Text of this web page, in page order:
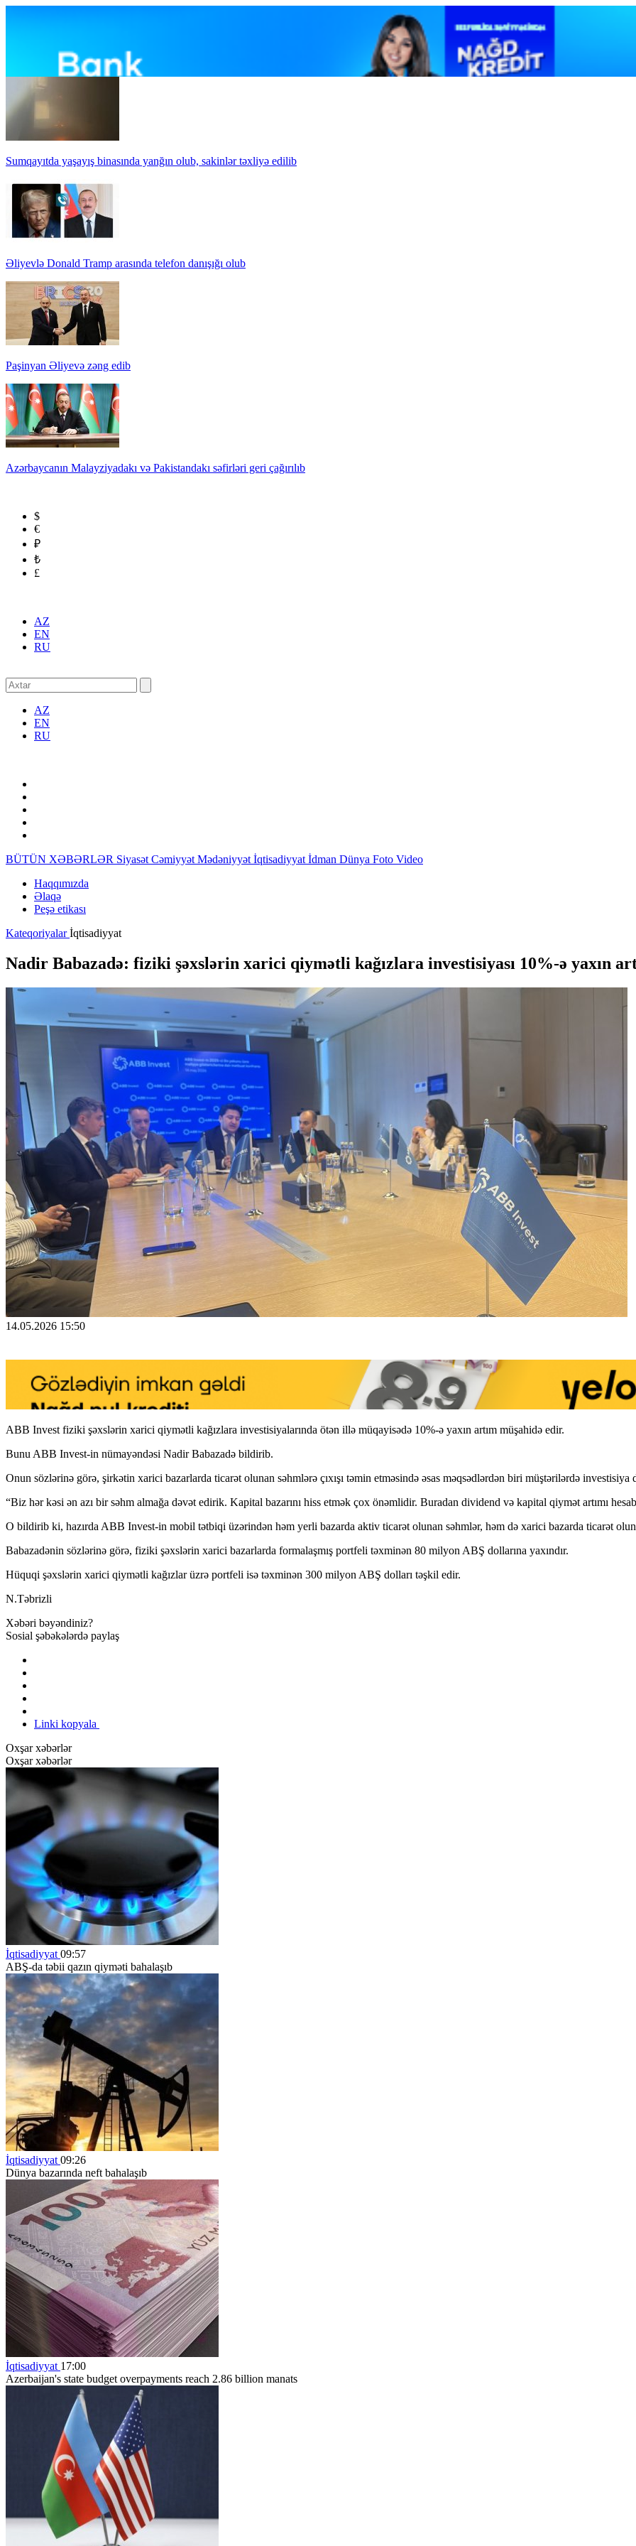
Sumqayıtda yaşayış binasında yanğın olub, sakinlər təxliyə edilib
Əliyevlə Donald Tramp arasında telefon danışığı olub
Paşinyan Əliyevə zəng edib
Azərbaycanın Malayziyadakı və Pakistandakı səfirləri geri çağırılıb
$
€
₽
₺
£
AZ
EN
RU
AZ
EN
RU
BÜTÜN XƏBƏRLƏR Siyasət Cəmiyyət Mədəniyyət İqtisadiyyat İdman Dünya Foto Video
Haqqımızda
Əlaqə
Peşə etikası
Kateqoriyalarİqtisadiyyat
Nadir Babazadə: fiziki şəxslərin xarici qiymətli kağızlara investisiyası 10%-ə yaxın
14.05.2026 15:50
ABB Invest fiziki şəxslərin xarici qiymətli kağızlara investisiyalarında ötən illə müqayisədə 10%-ə yaxın artım müşahidə edir.
Bunu ABB Invest-in nümayəndəsi Nadir Babazadə bildirib.
Onun sözlərinə görə, şirkətin xarici bazarlarda ticarət olunan səhmlərə çıxışı təmin etməsində əsas məqsədlərdən biri müştərilərdə investisiya
“Biz hər kəsi ən azı bir səhm almağa dəvət edirik. Kapital bazarını hiss etmək çox önəmlidir. Buradan dividend və kapital qiymət artımı
O bildirib ki, hazırda ABB Invest-in mobil tətbiqi üzərindən həm yerli bazarda aktiv ticarət olunan səhmlər, həm də xarici bazarda ticarət
Babazadənin sözlərinə görə, fiziki şəxslərin xarici bazarlarda formalaşmış portfeli təxminən 80 milyon ABŞ dollarına yaxındır.
Hüquqi şəxslərin xarici qiymətli kağızlar üzrə portfeli isə təxminən 300 milyon ABŞ dolları təşkil edir.
N.Təbrizli
Xəbəri bəyəndiniz?
Sosial şəbəkələrdə paylaş
Linki kopyala
Oxşar xəbərlər
Oxşar xəbərlər
İqtisadiyyat 09:57
ABŞ-da təbii qazın qiyməti bahalaşıb
İqtisadiyyat 09:26
Dünya bazarında neft bahalaşıb
İqtisadiyyat 17:00
Azerbaijan's state budget overpayments reach 2.86 billion manats